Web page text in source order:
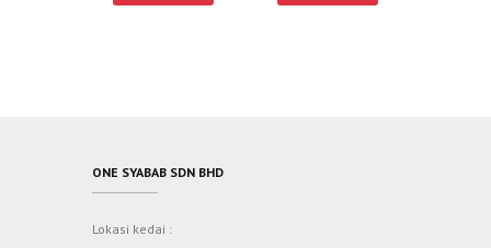
ONE SYABAB SDN BHD
Lokasi kedai :